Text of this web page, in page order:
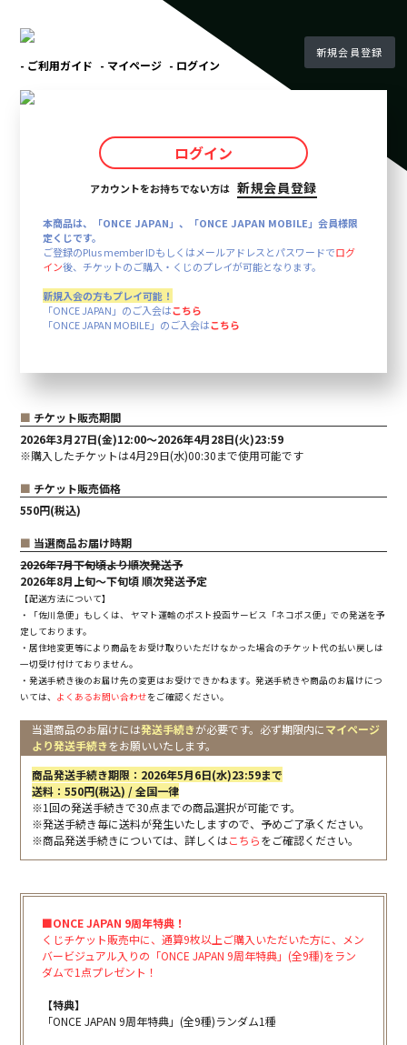
- ご利用ガイド - マイページ - ログイン
新規会員登録
ログイン
アカウントをお持ちでない方は 新規会員登録
本商品は、「ONCE JAPAN」、「ONCE JAPAN MOBILE」会員様限
定くじです。
ご登録のPlus member IDもしくはメールアドレスとパスワードでログ
イン後、チケットのご購入・くじのプレイが可能となります。
新規入会の方もプレイ可能！
「ONCE JAPAN」のご入会はこちら
「ONCE JAPAN MOBILE」のご入会はこちら
■ チケット販売期間
2026年3月27日(金)12:00～2026年4月28日(火)23:59
※購入したチケットは4月29日(水)00:30まで使用可能です
■ チケット販売価格
550円(税込)
■ 当選商品お届け時期
2026年7月下旬頃より順次発送予
2026年8月上旬～下旬頃 順次発送予定
【配送方法について】
・「佐川急便」もしくは、 ヤマト運輸のポスト投函サービス「ネコポス便」での発送を予
定しております。
・居住地変更等により商品をお受け取りいただけなかった場合のチケット代の払い戻しは
一切受け付けておりません。
・発送手続き後のお届け先の変更はお受けできかねます。発送手続きや商品のお届けにつ
いては、 よくあるお問い合わせをご確認ください。
当選商品のお届けには発送手続きが必要です。必ず期限内にマイページ
より発送手続きをお願いいたします。
商品発送手続き期限：2026年5月6日(水)23:59まで
送料：550円(税込) / 全国一律
※1回の発送手続きで30点までの商品選択が可能です。
※発送手続き毎に送料が発生いたしますので、予めご了承ください。
※商品発送手続きについては、詳しくはこちらをご確認ください。
■ONCE JAPAN 9周年特典！
くじチケット販売中に、通算9枚以上ご購入いただいた方に、メン
バービジュアル入りの「ONCE JAPAN 9周年特典」(全9種)をラン
ダムで1点プレゼント！
【特典】
「ONCE JAPAN 9周年特典」(全9種)ランダム1種